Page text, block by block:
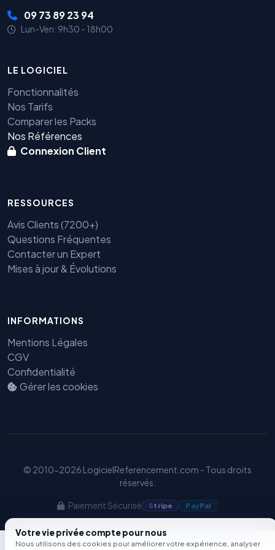
09 73 89 23 94
Lun-Ven: 9h30 - 18h00
LE LOGICIEL
Fonctionnalités
Nos Tarifs
Comparer les Packs
Nos Références
Connexion Client
RESSOURCES
Avis Clients (7200+)
Questions Fréquentes
Contacter un Expert
Mises à jour & Évolutions
INFORMATIONS
Mentions Légales
CGV
Confidentialité
Gérer les cookies
© 2010-2026 LogicielReferencement.com - Tous droits
réservés.
Paiement Sécurisé Stripe PayPal
Votre vie privée compte pour nous
Nous utilisons des cookies pour améliorer votre expérience, analyser